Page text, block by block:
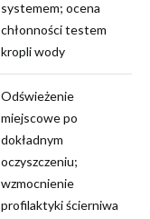
systemem; ocena
chłonności testem
kropli wody
Odświeżenie
miejscowe po
dokładnym
oczyszczeniu;
wzmocnienie
profilaktyki ścierniwa